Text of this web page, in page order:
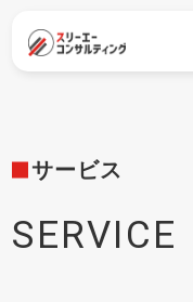
サービス
SERVICE